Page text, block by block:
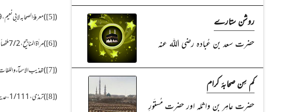
(
[5])معرفۃ الصحابہ لابی نعیم، 3/449
(
[6])مراٰۃ المناجیح، 7/2 ملخصاً
(
[7])تھذیب الاسمآء واللغات،
(
[8])ترمذی، 1/111، حدیث:40
روشن ستارے
حضرت سعد بن عُبادہ رضی اللہ عنہ
کم سِن صحابۂ کرام
حضرت عامِر بن واثلہ اور حضرت مُستَورِ